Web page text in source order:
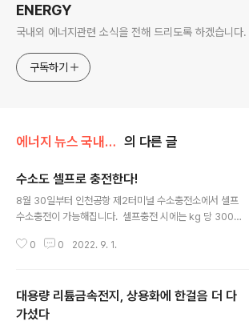
ENERGY
국내외 에너지관련 소식을 전해 드리도록 하겠습니다.
구독하기
에너지 뉴스 국내&해외 의 다른 글
수소도 셀프로 충전한다!
8월 30일부터 인천공항 제2터미널 수소충전소에서 셀프
수소충전이 가능해집니다. ​ 셀프충전 시에는 kg 당 300~
00~2000원이 할인되는 것입니다. ​ 그동안 우리나라에서
제성 확보 등을 위해 셀프충전 시스템 도입 필요성이 꾸준
히 제기돼 온 이유입니다. 이에 따라 산업통상자원부는 지
0 0 2022. 9. 1.
대용량 리튬금속전지, 상용화에 한걸음 더 다
가섰다